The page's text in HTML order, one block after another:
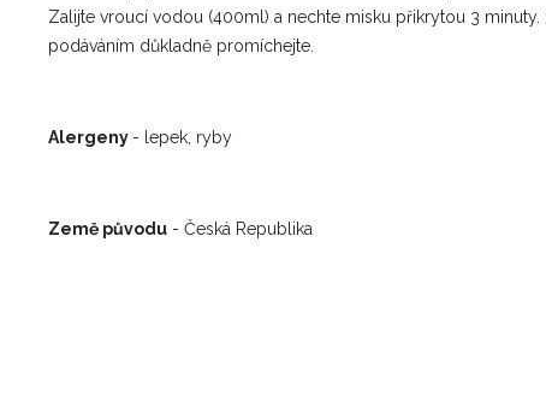
Zalijte vroucí vodou (400ml) a nechte misku přikrytou 3 minuty.
podáváním důkladně promíchejte.
Alergeny - lepek, ryby
Země původu - Česká Republika